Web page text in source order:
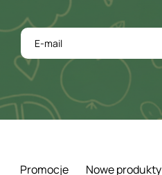
Promocje Nowe produkty